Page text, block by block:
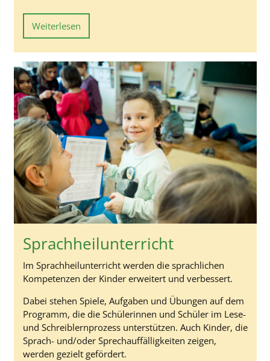
Weiterlesen
Sprachheilunterricht
Im Sprachheilunterricht werden die sprachlichen
Kompetenzen der Kinder erweitert und verbessert.
Dabei stehen Spiele, Aufgaben und Übungen auf dem
Programm, die die Schülerinnen und Schüler im Lese-
und Schreiblernprozess unterstützen. Auch Kinder, die
Sprach- und/oder Sprechauffälligkeiten zeigen,
werden gezielt gefördert.